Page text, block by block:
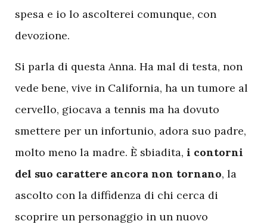
spesa e io lo ascolterei comunque, con
devozione.
Si parla di questa Anna. Ha mal di testa, non
vede bene, vive in California, ha un tumore al
cervello, giocava a tennis ma ha dovuto
smettere per un infortunio, adora suo padre,
molto meno la madre. È sbiadita, i contorni
del suo carattere ancora non tornano, la
ascolto con la diffidenza di chi cerca di
scoprire un personaggio in un nuovo